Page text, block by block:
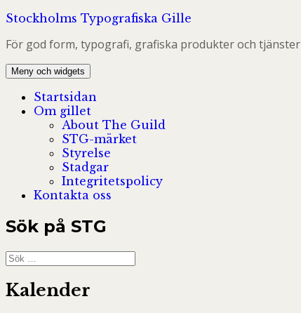
Hoppa
innehåll
Stockholms Typografiska Gille
För god form, typografi, grafiska produkter och tjänster
Meny och widgets
Startsidan
Om gillet
About The Guild
STG-märket
Styrelse
Stadgar
Integritetspolicy
Kontakta oss
Sök på STG
Sök
efter:
Kalender